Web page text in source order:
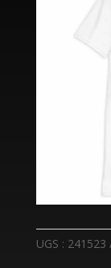
UGS : 241523